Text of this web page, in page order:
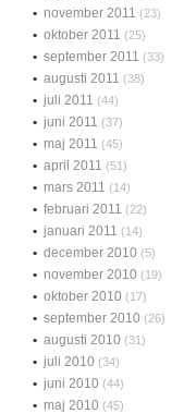
november 2011 (23)
oktober 2011 (25)
september 2011 (33)
augusti 2011 (38)
juli 2011 (44)
juni 2011 (37)
maj 2011 (45)
april 2011 (51)
mars 2011 (14)
februari 2011 (22)
januari 2011 (14)
december 2010 (5)
november 2010 (19)
oktober 2010 (17)
september 2010 (26)
augusti 2010 (31)
juli 2010 (34)
juni 2010 (44)
maj 2010 (45)